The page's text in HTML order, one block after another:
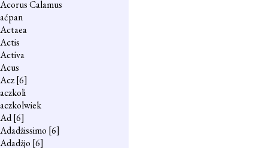
Acorus Calamus
aćpan
Actaea
Actis
Activa
Acus
Acz[6]
aczkoli
aczkolwiek
Ad[6]
Adadżissimo [6]
Adadżjo [6]